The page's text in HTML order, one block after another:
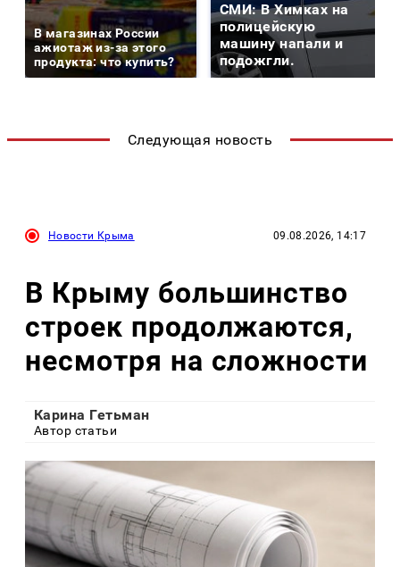
В магазинах России
ажиотаж из-за этого
продукта: что купить?
СМИ: В Химках на
полицейскую
машину напали и
подожгли.
Следующая новость
Новости Крыма 09.08.2026, 14:17
В Крыму большинство
строек продолжаются,
несмотря на сложности
Карина Гетьман
Автор статьи